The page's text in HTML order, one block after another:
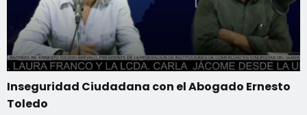
Inseguridad Ciudadana con el Abogado Ernesto
Toledo